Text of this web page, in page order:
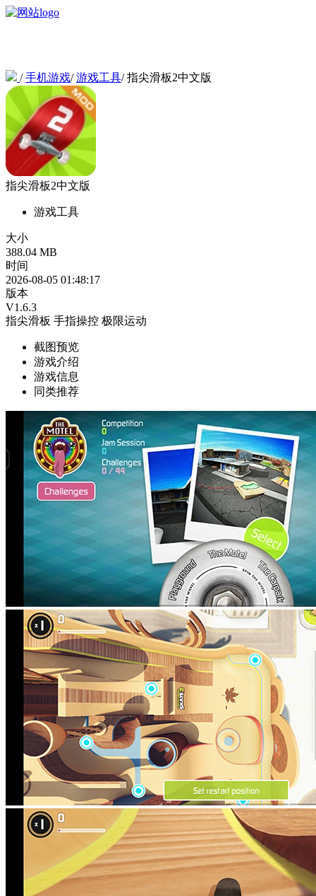
/手机游戏/游戏工具/指尖滑板2中文版
指尖滑板2中文版
游戏工具
大小
388.04 MB
时间
2026-08-05 01:48:17
版本
V1.6.3
指尖滑板 手指操控 极限运动
截图预览
游戏介绍
游戏信息
同类推荐